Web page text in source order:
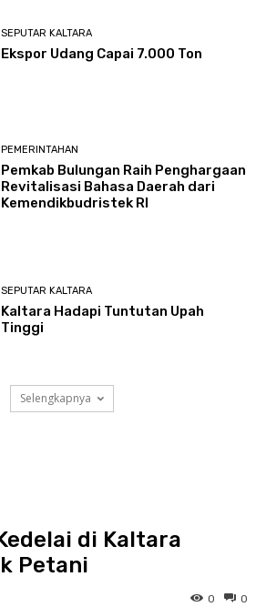
SEPUTAR KALTARA
Ekspor Udang Capai 7.000 Ton
PEMERINTAHAN
Pemkab Bulungan Raih Penghargaan
Revitalisasi Bahasa Daerah dari
Kemendikbudristek RI
SEPUTAR KALTARA
Kaltara Hadapi Tuntutan Upah
Tinggi
Selengkapnya